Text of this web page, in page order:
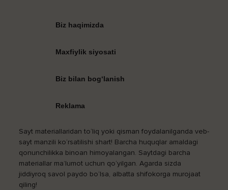
Biz haqimizda
Maxfiylik siyosati
Biz bilan bog‘lanish
Reklama
Sayt materiallaridan to‘liq yoki qisman foydalanilganda veb-
sayt manzili ko‘rsatilishi shart! Barcha huquqlar amaldagi
qonunchilikka binoan himoyalangan. Saytdagi barcha
materiallar ma’lumot uchun qo‘yilgan. Agarda sizda
jiddiyroq savol paydo bo‘lsa, albatta shifokorga murojaat
qiling!